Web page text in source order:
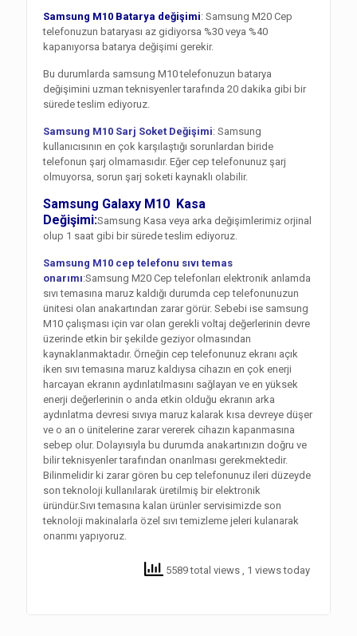
Samsung M10 Batarya değişimi: Samsung M20 Cep
telefonuzun bataryası az gidiyorsa %30 veya %40
kapanıyorsa batarya değişimi gerekir.
Bu durumlarda samsung M10 telefonuzun batarya
değişimini uzman teknisyenler tarafında 20 dakika gibi bir
sürede teslim ediyoruz.
Samsung M10 Sarj Soket Değişimi: Samsung
kullanıcısının en çok karşılaştığı sorunlardan biride
telefonun şarj olmamasıdır. Eğer cep telefonunuz şarj
olmuyorsa, sorun şarj soketi kaynaklı olabilir.
Samsung Galaxy M10 Kasa
Değişimi:Samsung Kasa veya arka değişimlerimiz orjinal
olup 1 saat gibi bir sürede teslim ediyoruz.
Samsung M10 cep telefonu sıvı temas
onarımı:Samsung M20 Cep telefonları elektronik anlamda
sıvı temasına maruz kaldığı durumda cep telefonunuzun
ünitesi olan anakartından zarar görür. Sebebi ise samsung
M10 çalışması için var olan gerekli voltaj değerlerinin devre
üzerinde etkin bir şekilde geziyor olmasından
kaynaklanmaktadır. Örneğin cep telefonunuz ekranı açık
iken sıvı temasına maruz kaldıysa cihazın en çok enerji
harcayan ekranın aydınlatılmasını sağlayan ve en yüksek
enerji değerlerinin o anda etkin olduğu ekranın arka
aydınlatma devresi sıvıya maruz kalarak kısa devreye düşer
ve o an o ünitelerine zarar vererek cihazın kapanmasına
sebep olur. Dolayısıyla bu durumda anakartınızın doğru ve
bilir teknisyenler tarafından onarılması gerekmektedir.
Bilinmelidir ki zarar gören bu cep telefonunuz ileri düzeyde
son teknoloji kullanılarak üretilmiş bir elektronik
üründür.Sıvı temasına kalan ürünler servisimizde son
teknoloji makinalarla özel sıvı temizleme jeleri kulanarak
onarımı yapıyoruz.
5589 total views , 1 views today